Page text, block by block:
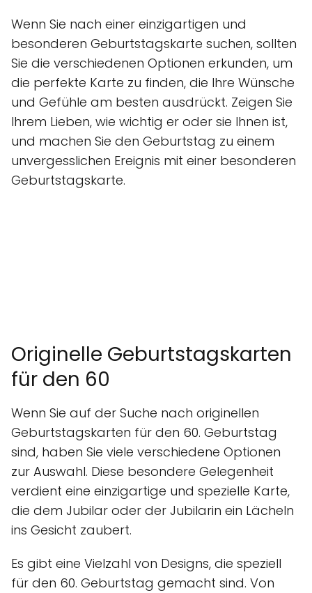
Wenn Sie nach einer einzigartigen und
besonderen Geburtstagskarte suchen, sollten
Sie die verschiedenen Optionen erkunden, um
die perfekte Karte zu finden, die Ihre Wünsche
und Gefühle am besten ausdrückt. Zeigen Sie
Ihrem Lieben, wie wichtig er oder sie Ihnen ist,
und machen Sie den Geburtstag zu einem
unvergesslichen Ereignis mit einer besonderen
Geburtstagskarte.
Originelle Geburtstagskarten
für den 60
Wenn Sie auf der Suche nach originellen
Geburtstagskarten für den 60. Geburtstag
sind, haben Sie viele verschiedene Optionen
zur Auswahl. Diese besondere Gelegenheit
verdient eine einzigartige und spezielle Karte,
die dem Jubilar oder der Jubilarin ein Lächeln
ins Gesicht zaubert.
Es gibt eine Vielzahl von Designs, die speziell
für den 60. Geburtstag gemacht sind. Von